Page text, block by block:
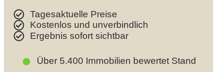
Tagesaktuelle Preise
Kostenlos und unverbindlich
Ergebnis sofort sichtbar
● Über 5.400 Immobilien bewertet Stand